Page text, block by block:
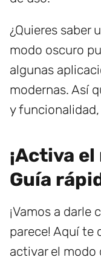
¿Quieres saber
modo oscuro
algunas
modernas. Así
y funcionalidad,
¡Activa
Guía
¡Vamos a darle
parece! Aquí te
activar el